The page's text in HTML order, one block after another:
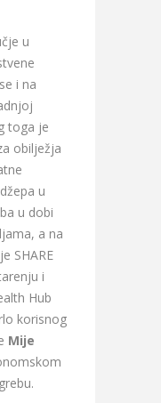
u
i na
toga je
obilježja
u
u dobi
a na
SHARE
i
Hub
korisnog
Mije